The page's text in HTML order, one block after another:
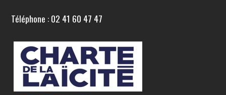
Téléphone : 02 41 60 47 47